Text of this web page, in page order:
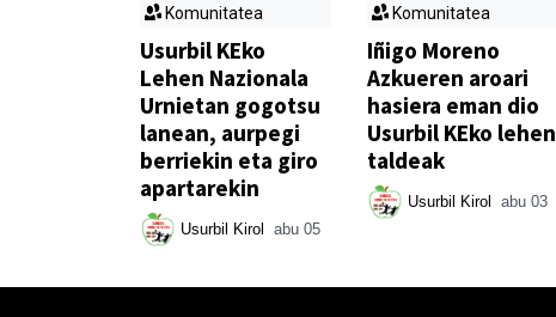
Komunitatea
Usurbil KEko
Lehen Nazionala
Urnietan gogotsu
lanean, aurpegi
berriekin eta giro
apartarekin
Usurbil Kirol abu 05
Komunitatea
Iñigo Moreno
Azkueren aroari
hasiera eman dio
Usurbil KEko lehen
taldeak
Usurbil Kirol abu 03